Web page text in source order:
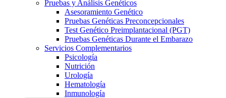
Pruebas y Análisis Genéticos
Asesoramiento Genético
Pruebas Genéticas Preconcepcionales
Test Genético Preimplantacional (PGT)
Pruebas Genéticas Durante el Embarazo
Servicios Complementarios
Psicología
Nutrición
Urología
Hematología
Inmunología